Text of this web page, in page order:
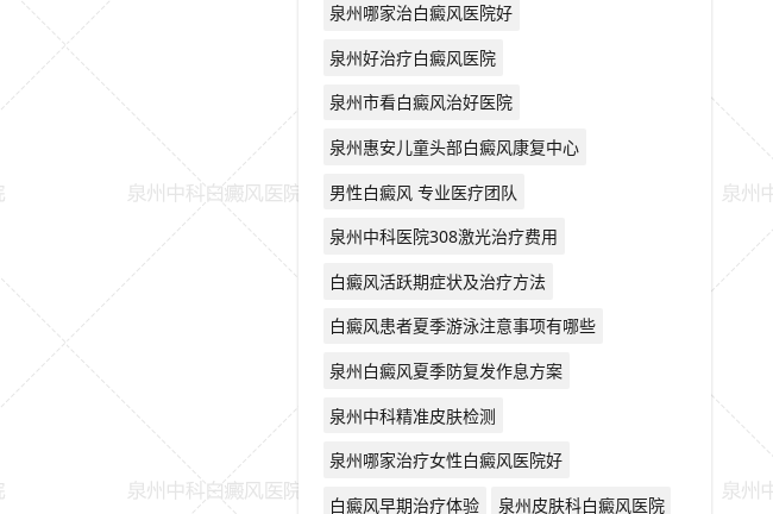
泉州哪家治白癜风医院好
泉州好治疗白癜风医院
泉州市看白癜风治好医院
泉州惠安儿童头部白癜风康复中心
男性白癜风 专业医疗团队
泉州中科医院308激光治疗费用
白癜风活跃期症状及治疗方法
白癜风患者夏季游泳注意事项有哪些
泉州白癜风夏季防复发作息方案
泉州中科精准皮肤检测
泉州哪家治疗女性白癜风医院好
白癜风早期治疗体验
泉州皮肤科白癜风医院